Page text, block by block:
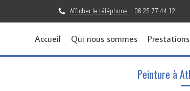
Afficher le téléphone 06 25 77 44 12
Accueil Qui nous sommes Prestations
Peinture à